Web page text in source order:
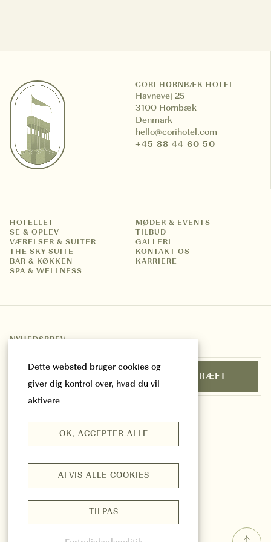
CORI HORNBÆK HOTEL
Havnevej 25
3100 Hornbæk
Denmark
hello@corihotel.com
+45 88 44 60 50
HOTELLET
SE & OPLEV
VÆRELSER & SUITER
THE SKY SUITE
BAR & KØKKEN
SPA & WELLNESS
MØDER & EVENTS
TILBUD
GALLERI
KONTAKT OS
KARRIERE
NYHEDSBREV
BEKRÆFT
Dette websted bruger cookies og
giver dig kontrol over, hvad du vil
aktivere
OK, ACCEPTER ALLE
AFVIS ALLE COOKIES
TILPAS